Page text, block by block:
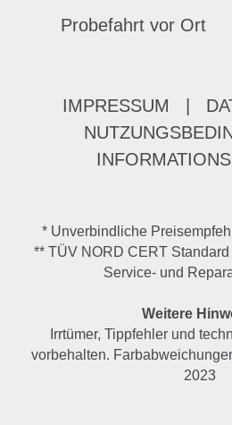
Probefahrt vor Ort
IMPRESSUM
* Unverbindliche
** TÜV NORD CERT
Service- und
Weitere
Irrtümer, Tippfehler und
vorbehalten.
2023